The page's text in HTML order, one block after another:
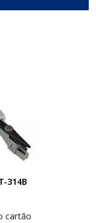
314B
cartão